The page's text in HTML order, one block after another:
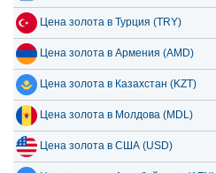
Цена золота в Турция (TRY)
Цена золота в Армения (AMD)
Цена золота в Казахстан (KZT)
Цена золота в Молдова (MDL)
Цена золота в США (USD)